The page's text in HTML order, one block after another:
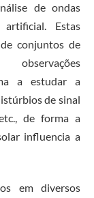
de ondas
artificial. Estas
conjuntos de
a estudar a
de sinal
de forma a
influencia a
em diversos